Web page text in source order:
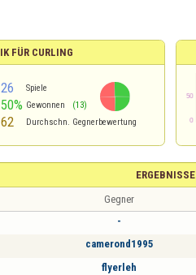
FÜR CURLING
26 Spiele
50% Gewonnen (13)
62 Durchschn. Gegnerbewertung
ERGEBNISSE
Gegner
-
camerond1995
flyerleh